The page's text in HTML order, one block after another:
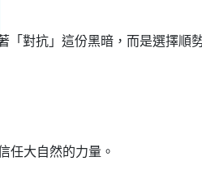
「對抗」這份黑暗，而是選擇順
任大自然的力量。